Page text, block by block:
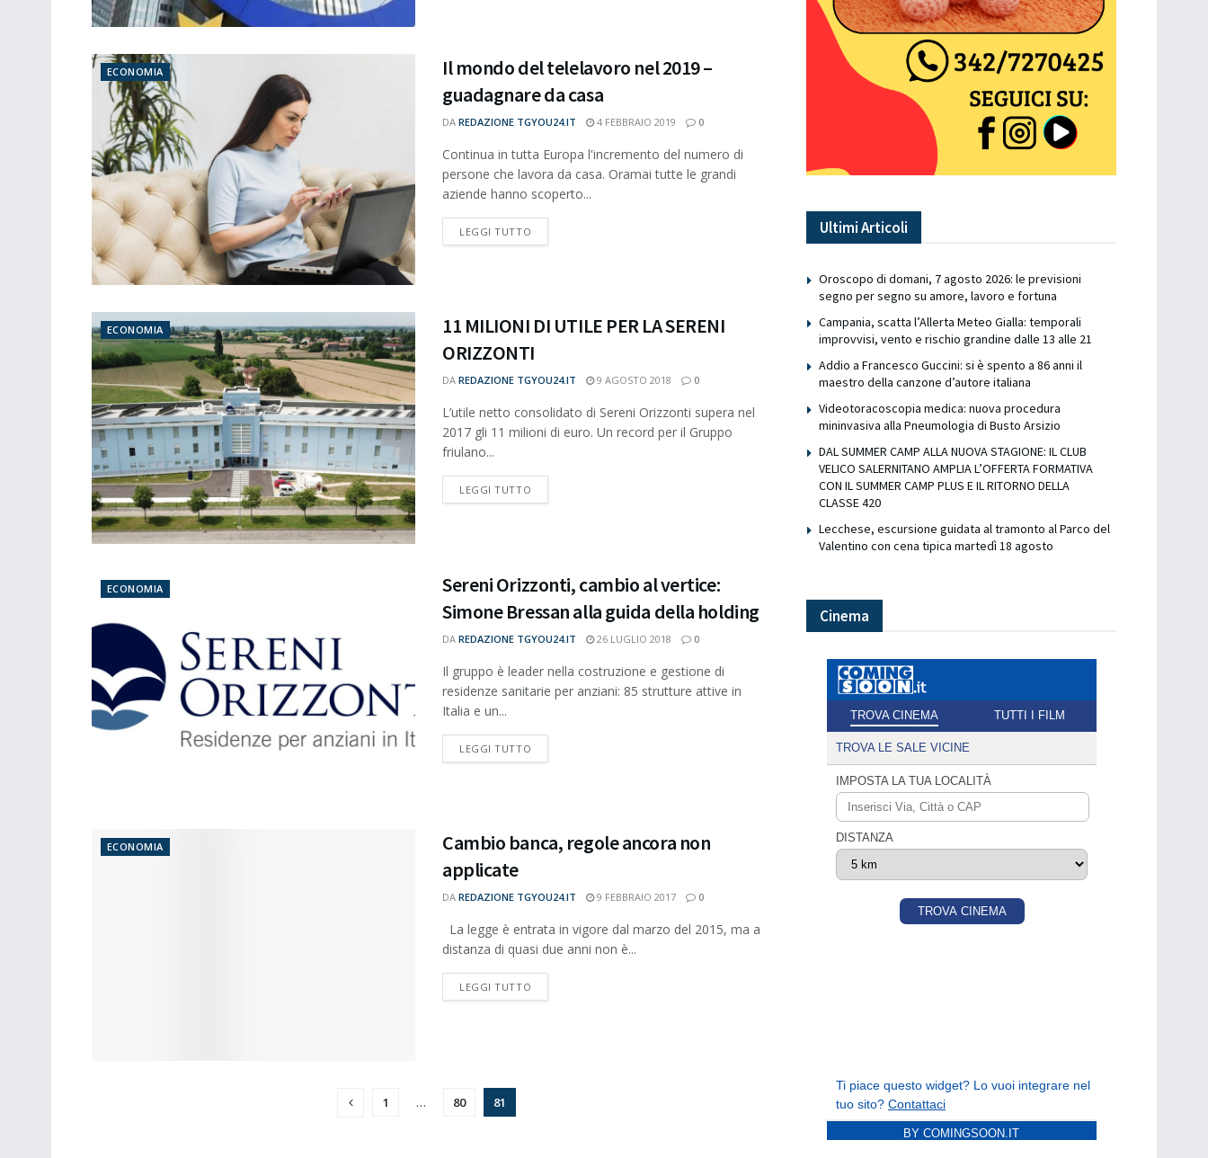
ECONOMIA
Il mondo del telelavoro nel 2019 –
guadagnare da casa
DA REDAZIONE TGYOU24.IT 4 FEBBRAIO 2019 0
Continua in tutta Europa l'incremento del numero di
persone che lavora da casa. Oramai tutte le grandi
aziende hanno scoperto...
LEGGI TUTTO
ECONOMIA
11 MILIONI DI UTILE PER LA SERENI
ORIZZONTI
DA REDAZIONE TGYOU24.IT 9 AGOSTO 2018 0
L’utile netto consolidato di Sereni Orizzonti supera nel
2017 gli 11 milioni di euro. Un record per il Gruppo
friulano...
LEGGI TUTTO
ECONOMIA
Sereni Orizzonti, cambio al vertice:
Simone Bressan alla guida della holding
DA REDAZIONE TGYOU24.IT 26 LUGLIO 2018 0
Il gruppo è leader nella costruzione e gestione di
residenze sanitarie per anziani: 85 strutture attive in
Italia e un...
LEGGI TUTTO
ECONOMIA
Cambio banca, regole ancora non
applicate
DA REDAZIONE TGYOU24.IT 9 FEBBRAIO 2017 0
La legge è entrata in vigore dal marzo del 2015, ma a
distanza di quasi due anni non è...
LEGGI TUTTO
1 … 80 81
Ultimi Articoli
Oroscopo di domani, 7 agosto 2026: le previsioni
segno per segno su amore, lavoro e fortuna
Campania, scatta l’Allerta Meteo Gialla: temporali
improvvisi, vento e rischio grandine dalle 13 alle 21
Addio a Francesco Guccini: si è spento a 86 anni il
maestro della canzone d’autore italiana
Videotoracoscopia medica: nuova procedura
mininvasiva alla Pneumologia di Busto Arsizio
DAL SUMMER CAMP ALLA NUOVA STAGIONE: IL CLUB
VELICO SALERNITANO AMPLIA L’OFFERTA FORMATIVA
CON IL SUMMER CAMP PLUS E IL RITORNO DELLA
CLASSE 420
Lecchese, escursione guidata al tramonto al Parco del
Valentino con cena tipica martedì 18 agosto
Cinema
BY COMINGSOON.IT